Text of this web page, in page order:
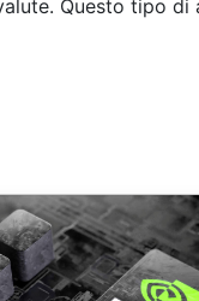
Questo tipo di